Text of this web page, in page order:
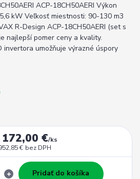
ACP-18CH50AERI Výkon
kW Veľkosť miestnosti: 90-130 m3
R-Design ACP-18CH50AERI (set s
najlepší pomer ceny a kvality.
umožňuje výrazné úspory
172,00 €/ks
€ bez DPH
Pridať do košíka